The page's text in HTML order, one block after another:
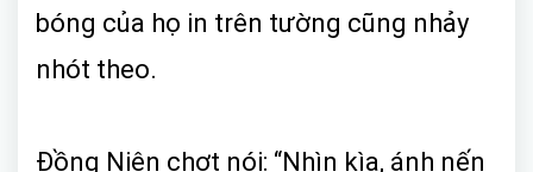
bóng của họ in trên tường cũng nhảy
nhót theo.
Đồng Niên chợt nói: “Nhìn kìa, ánh nến